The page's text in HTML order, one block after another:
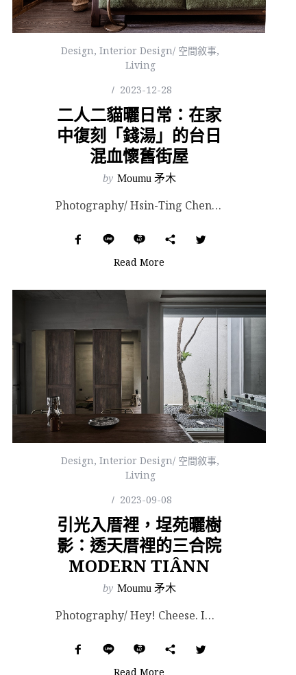
Design, Interior Design/ 空間敘事,
Living
2023-12-28
二人二貓曬日常：在家
中復刻「錢湯」的台日
混血懷舊街屋
by Moumu 矛木
Photography/ Hsin-Ting Chen. Images Courtesy of Sr...
Read More
Design, Interior Design/ 空間敘事,
Living
2023-09-08
引光入厝裡，埕苑曬樹
影：透天厝裡的三合院
MODERN TIÂNN
by Moumu 矛木
Photography/ Hey! Cheese. Images Courtesy of HAO D...
Read More